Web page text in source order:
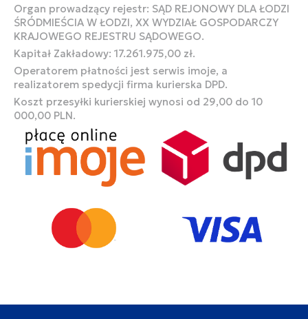
Organ prowadzący rejestr: SĄD REJONOWY DLA ŁODZI
ŚRÓDMIEŚCIA W ŁODZI, XX WYDZIAŁ GOSPODARCZY
KRAJOWEGO REJESTRU SĄDOWEGO.
Kapitał Zakładowy: 17.261.975,00 zł.
Operatorem płatności jest serwis imoje, a
realizatorem spedycji firma kurierska DPD.
Koszt przesyłki kurierskiej wynosi od 29,00 do 10
000,00 PLN.